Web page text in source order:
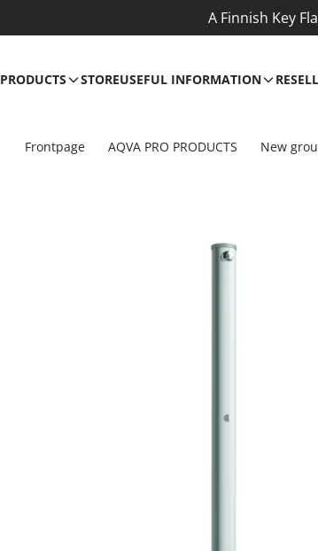
A Finnish Key
PRODUCTS STOREUSEFUL INFORMATION
Frontpage AQVA PRO PRODUCTS New